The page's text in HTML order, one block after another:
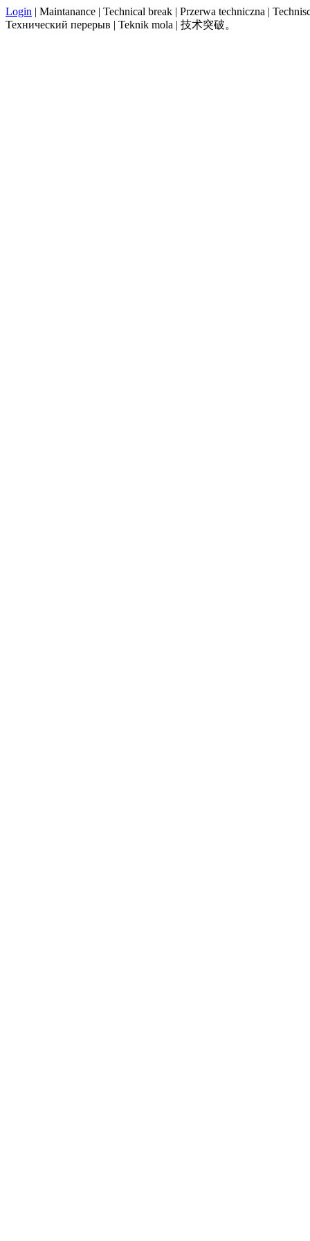
Login | Maintanance | Technical break | Przerwa techniczna |
Технический перерыв | Teknik mola | 技术突破。